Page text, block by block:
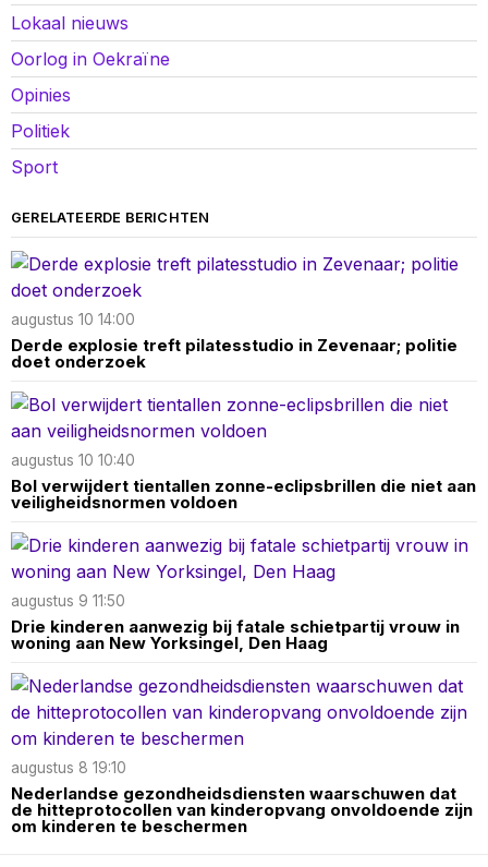
Lokaal nieuws
Oorlog in Oekraïne
Opinies
Politiek
Sport
GERELATEERDE BERICHTEN
augustus 10 14:00
Derde explosie treft pilatesstudio in Zevenaar; politie
doet onderzoek
augustus 10 10:40
Bol verwijdert tientallen zonne-eclipsbrillen die niet aan
veiligheidsnormen voldoen
augustus 9 11:50
Drie kinderen aanwezig bij fatale schietpartij vrouw in
woning aan New Yorksingel, Den Haag
augustus 8 19:10
Nederlandse gezondheidsdiensten waarschuwen dat
de hitteprotocollen van kinderopvang onvoldoende zijn
om kinderen te beschermen